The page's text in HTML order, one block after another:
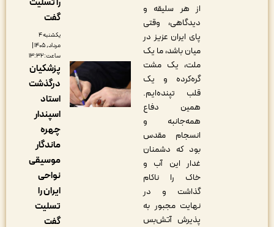
از هر سلیقه و
دیدگاهی، وقتی
پای ایران عزیز در
میان باشد، ما یک
ملت، یک مشت
گره‌کرده و یک
قلب تپنده‌ایم.
همین دفاع
همه‌جانبه و
انسجام مقدس
بود که دشمنان
غدار این آب و
خاک را ناکام
گذاشت و در
نهایت مجبور به
پذیرش آتش‌بس
مرداد, ۱۴۰۵ |
پزشکیان
درگذشت
استاد
موسیقی